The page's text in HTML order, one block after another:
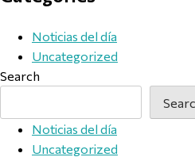
Noticias del día
Uncategorized
Search
Noticias del día
Uncategorized